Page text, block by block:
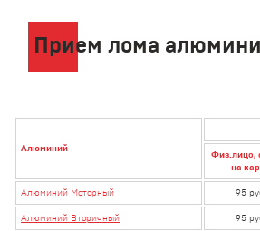
Прием лома
Алюминий
Физ.лицо,
на
Алюминий Моторный 95
Алюминий Вторичный 95